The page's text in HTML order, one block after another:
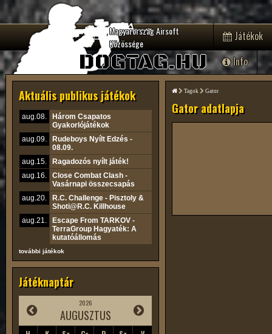
Magyarország Airsoft
Közössége
DOGTAG.HU
Játékok
Info
Aktuális publikus játékok
aug.08.
Három Csapatos
Gyakorlójátékok
aug.09.
Rudeboys Nyílt Edzés -
08.09.
aug.15.
Ragadozós nyílt játék!
aug.16.
Close Combat Clash -
Vasárnapi összecsapás
aug.20.
R.C. Challenge - Pisztoly &
Shoti@R.C. Killhouse
aug.21.
Escape From TARKOV -
TerraGroup Hagyaték: A
kutatóállomás
további játékok
Játéknaptár
2026
AUGUSZTUS
Tagok Gator
Gator adatlapja